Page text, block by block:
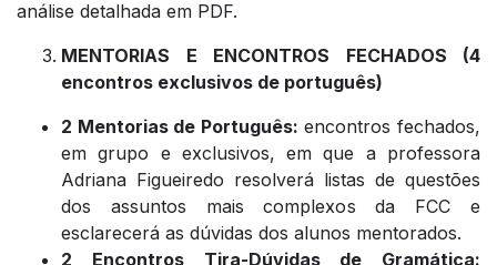
análise detalhada em PDF.
MENTORIAS E ENCONTROS FECHADOS (4
encontros exclusivos de português)
2 Mentorias de Português: encontros fechados,
em grupo e exclusivos, em que a professora
Adriana Figueiredo resolverá listas de questões
dos assuntos mais complexos da FCC e
esclarecerá as dúvidas dos alunos mentorados.
2 Encontros Tira-Dúvidas de Gramática: